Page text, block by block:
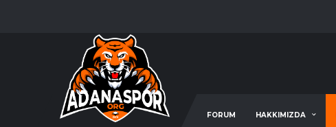
FORUM HAKKIMIZDA